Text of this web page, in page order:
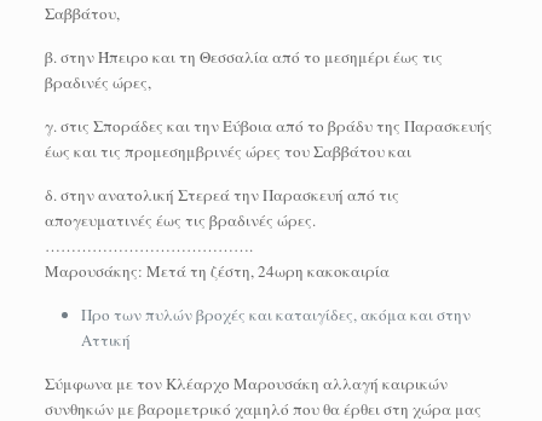
Σαββάτου,
β. στην Ήπειρο και τη Θεσσαλία από το μεσημέρι έως τις
βραδινές ώρες,
γ. στις Σποράδες και την Εύβοια από το βράδυ της Παρασκευής
έως και τις προμεσημβρινές ώρες του Σαββάτου και
δ. στην ανατολική Στερεά την Παρασκευή από τις
απογευματινές έως τις βραδινές ώρες.
………………………………….
Μαρουσάκης: Μετά τη ζέστη, 24ωρη κακοκαιρία
Προ των πυλών βροχές και καταιγίδες, ακόμα και στην
Αττική
Σύμφωνα με τον Κλέαρχο Μαρουσάκη αλλαγή καιρικών
συνθηκών με βαρομετρικό χαμηλό που θα έρθει στη χώρα μας